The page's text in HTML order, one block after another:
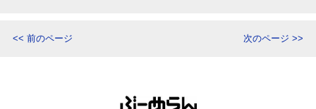
<< 前のページ 次のページ >>